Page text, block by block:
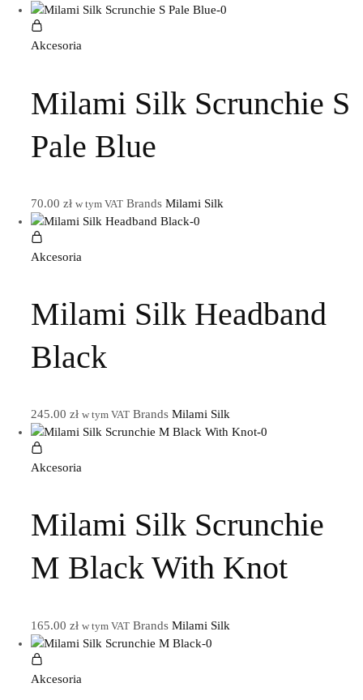
Akcesoria
Milami Silk Scrunchie S
Pale Blue
70.00 zł w tym VATBrands Milami Silk
Akcesoria
Milami Silk Headband
Black
245.00 zł w tym VATBrands Milami Silk
Akcesoria
Milami Silk Scrunchie
M Black With Knot
165.00 zł w tym VATBrands Milami Silk
Akcesoria